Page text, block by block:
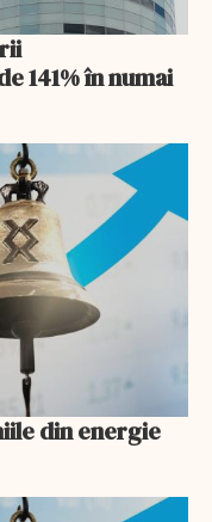
141% în numai
din energie